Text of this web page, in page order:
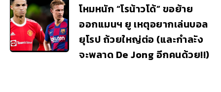
โหมหนัก “โรน้าวโด้” ขอย้าย
ออกแมนฯ ยู เหตุอยากเล่นบอล
ยุโรป ถ้วยใหญ่ต่อ (และกำละัง
จะพลาด De Jong อีกคนด้วย!!)